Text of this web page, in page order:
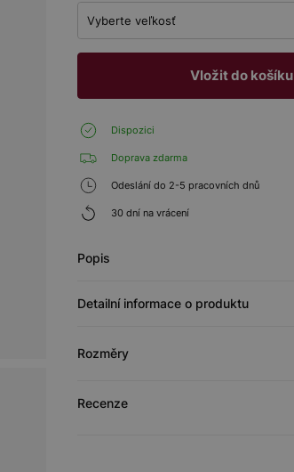
Vyberte veľkosť
Vložit do košíku
Dispozici
Doprava zdarma
Odeslání do 2-5 pracovních dnů
30 dní na vrácení
Popis
Detailní informace o produktu
Rozměry
Recenze